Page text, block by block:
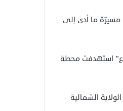
مسيرّة ما أدى إلى
استهدفت محطة
الشمالية